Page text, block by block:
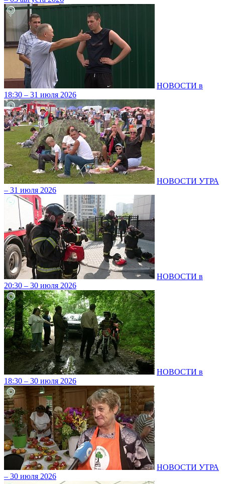
НОВОСТИ в
18:30 – 31 июля 2026
НОВОСТИ УТРА
– 31 июля 2026
НОВОСТИ в
20:30 – 30 июля 2026
НОВОСТИ в
18:30 – 30 июля 2026
НОВОСТИ УТРА
– 30 июля 2026